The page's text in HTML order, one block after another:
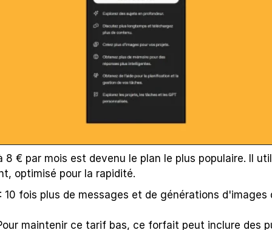
8 € par mois est devenu le plan le plus populaire. Il
optimisé pour la rapidité.
10 fois plus de messages et de générations d'images
maintenir ce tarif bas, ce forfait peut inclure des